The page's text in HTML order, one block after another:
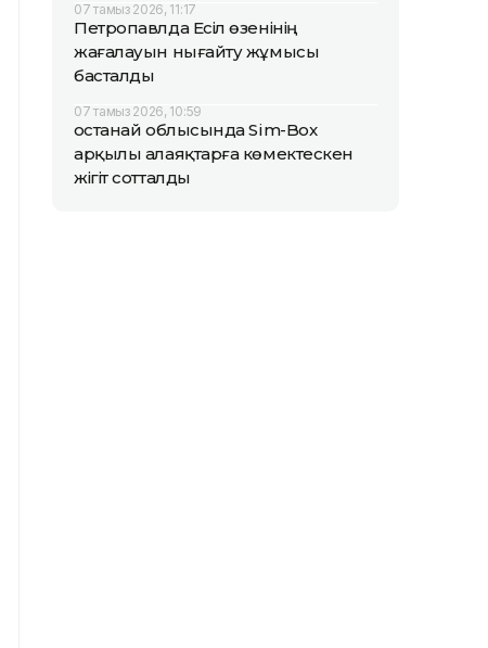
07 тамыз 2026, 11:17
Петропавлда Есіл өзенінің
жағалауын нығайту жұмысы
басталды
07 тамыз 2026, 10:59
Қостанай облысында Sim-Box
арқылы алаяқтарға көмектескен
жігіт сотталды